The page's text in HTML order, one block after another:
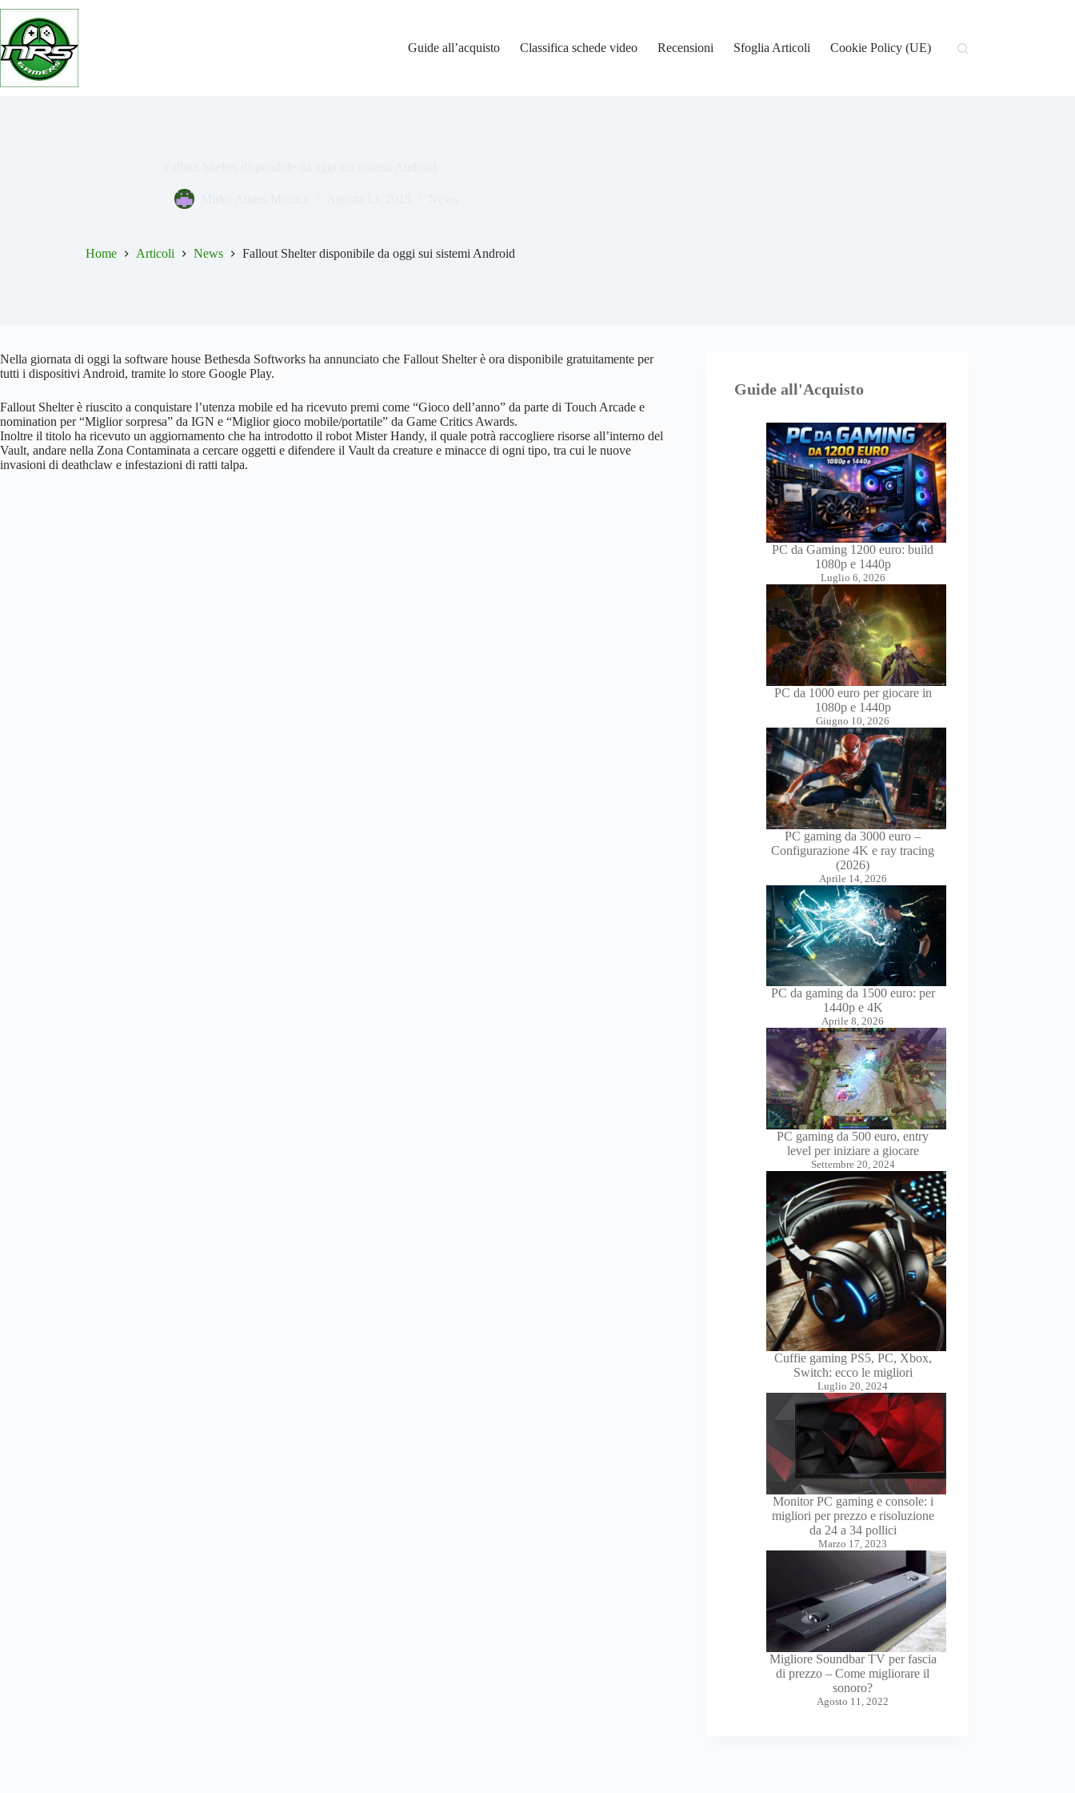
Salta
contenuto
Guide all’acquisto
Classifica schede video Recensioni Sfoglia Articoli Cookie Policy (UE)
Home Articoli News Fallout Shelter disponibile da oggi sui sistemi Android
Nella giornata di oggi la software house Bethesda Softworks ha annunciato che Fallout Shelter è ora disponibile gratuitamente per
tutti i dispositivi Android, tramite lo store Google Play.
Fallout Shelter è riuscito a conquistare l’utenza mobile ed ha ricevuto premi come “Gioco dell’anno” da parte di Touch Arcade e
nomination per “Miglior sorpresa” da IGN e “Miglior gioco mobile/portatile” da Game Critics Awards.
Inoltre il titolo ha ricevuto un aggiornamento che ha introdotto il robot Mister Handy, il quale potrà raccogliere risorse all’interno del
Vault, andare nella Zona Contaminata a cercare oggetti e difendere il Vault da creature e minacce di ogni tipo, tra cui le nuove
invasioni di deathclaw e infestazioni di ratti talpa.
Guide all'Acquisto
PC da Gaming 1200 euro: build
1080p e 1440p
Luglio 6, 2026
PC da 1000 euro per giocare in
1080p e 1440p
Giugno 10, 2026
PC gaming da 3000 euro –
Configurazione 4K e ray tracing
(2026)
Aprile 14, 2026
PC da gaming da 1500 euro: per
1440p e 4K
Aprile 8, 2026
PC gaming da 500 euro, entry
level per iniziare a giocare
Settembre 20, 2024
Cuffie gaming PS5, PC, Xbox,
Switch: ecco le migliori
Luglio 20, 2024
Monitor PC gaming e console: i
migliori per prezzo e risoluzione
da 24 a 34 pollici
Marzo 17, 2023
Migliore Soundbar TV per fascia
di prezzo – Come migliorare il
sonoro?
Agosto 11, 2022